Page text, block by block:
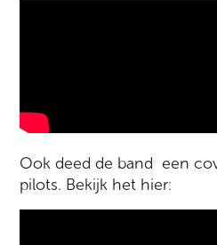
Ook deed de band een
pilots. Bekijk het hier: